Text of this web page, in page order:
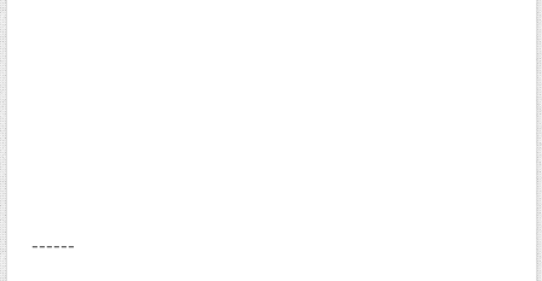
------